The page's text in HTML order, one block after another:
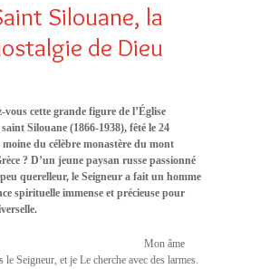
Silouane, la
de Dieu
vous cette grande figure de l’Église
Silouane (1866-1938), fêté le 24
moine du célèbre monastère du mont
? D’un jeune paysan russe passionné
querelleur, le Seigneur a fait un homme
spirituelle immense et précieuse pour
Mon âme
le Seigneur, et je Le cherche avec des larmes.